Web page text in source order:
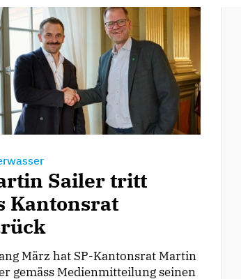
Sailer tritt
Kantonsrat
März hat SP-Kantonsrat Martin
gemäss Medienmitteilung seinen